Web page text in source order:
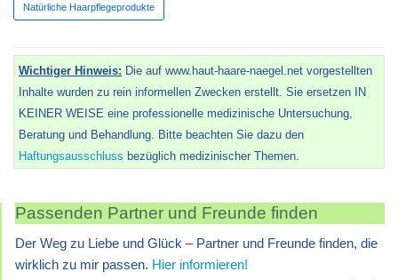
Natürliche Haarpflegeprodukte
Wichtiger Hinweis: Die auf www.haut-haare-naegel.net vorgestellten
Inhalte wurden zu rein informellen Zwecken erstellt. Sie ersetzen IN
KEINER WEISE eine professionelle medizinische Untersuchung,
Beratung und Behandlung. Bitte beachten Sie dazu den
Haftungsausschluss bezüglich medizinischer Themen.
Passenden Partner und Freunde finden
Der Weg zu Liebe und Glück – Partner und Freunde finden, die
wirklich zu mir passen. Hier informieren!